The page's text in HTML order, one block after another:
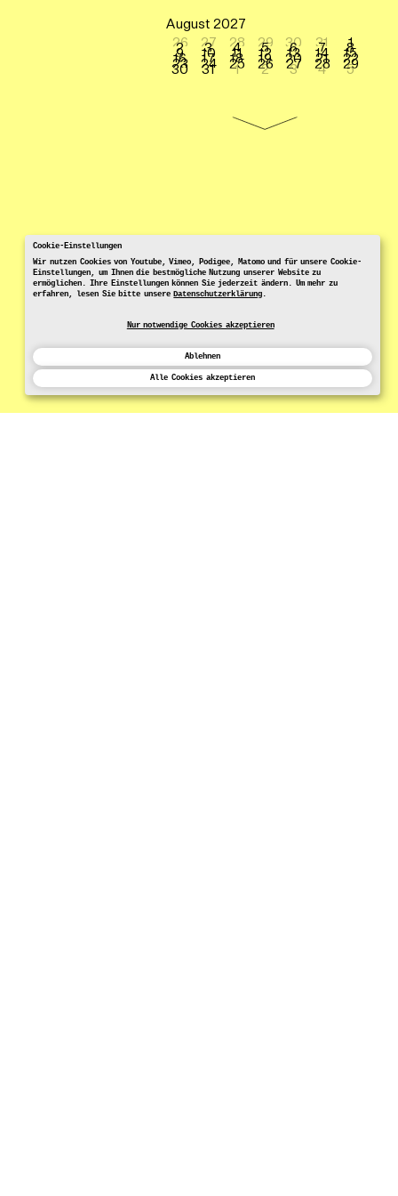
Cookie-Einstellungen
Wir nutzen Cookies von Youtube, Vimeo, Podigee, Matomo und für unsere Cookie-
Einstellungen, um Ihnen die bestmögliche Nutzung unserer Website zu
ermöglichen. Ihre Einstellungen können Sie jederzeit ändern. Um mehr zu
erfahren, lesen Sie bitte unsereDatenschutzerklärung.
Nur notwendige Cookies akzeptieren
Ablehnen
Alle Cookies akzeptieren
August 2027
26
27 28 29 30 31 1
2 3 4 5 6 7 8
9 10 11 12 13 14 15
16 17 18 19 20 21 22
23 24 25 26 27 28 29
30 31 1 2 3 4 5